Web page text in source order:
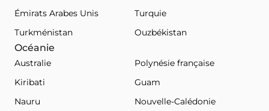
Émirats Arabes Unis
Turquie
Turkménistan
Ouzbékistan
Océanie
Australie
Polynésie française
Kiribati
Guam
Nauru
Nouvelle-Calédonie